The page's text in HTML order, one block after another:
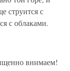
струится с
с облаками.
внимаем!